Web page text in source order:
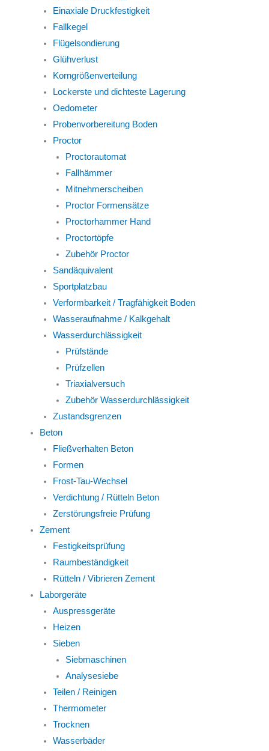
Einaxiale Druckfestigkeit
Fallkegel
Flügelsondierung
Glühverlust
Korngrößenverteilung
Lockerste und dichteste Lagerung
Oedometer
Probenvorbereitung Boden
Proctor
Proctorautomat
Fallhämmer
Mitnehmerscheiben
Proctor Formensätze
Proctorhammer Hand
Proctortöpfe
Zubehör Proctor
Sandäquivalent
Sportplatzbau
Verformbarkeit / Tragfähigkeit Boden
Wasseraufnahme / Kalkgehalt
Wasserdurchlässigkeit
Prüfstände
Prüfzellen
Triaxialversuch
Zubehör Wasserdurchlässigkeit
Zustandsgrenzen
Beton
Fließverhalten Beton
Formen
Frost-Tau-Wechsel
Verdichtung / Rütteln Beton
Zerstörungsfreie Prüfung
Zement
Festigkeitsprüfung
Raumbeständigkeit
Rütteln / Vibrieren Zement
Laborgeräte
Auspressgeräte
Heizen
Sieben
Siebmaschinen
Analysesiebe
Teilen / Reinigen
Thermometer
Trocknen
Wasserbäder